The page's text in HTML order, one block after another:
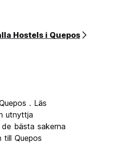
Hostels i Quepos
. Läs
utnyttja
bästa sakerna
Quepos